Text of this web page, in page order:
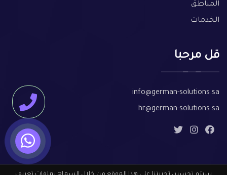
المناطق
الخدمات
قل مرحبا
info@german-solutions.sa
hr@german-solutions.sa